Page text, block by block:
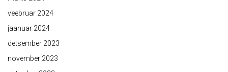
veebruar 2024
jaanuar 2024
detsember 2023
november 2023